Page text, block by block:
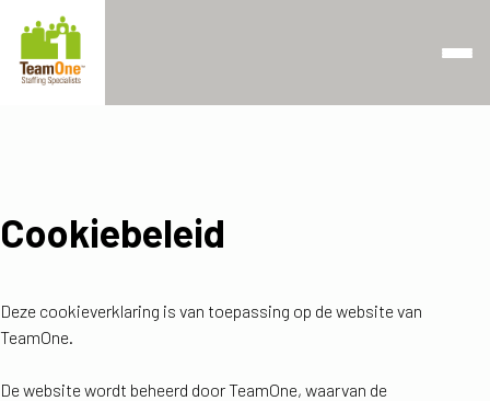
Retourner à la page d'accueil
Cookiebeleid
Deze cookieverklaring is van toepassing op de website van
TeamOne.
De website wordt beheerd door TeamOne, waarvan de